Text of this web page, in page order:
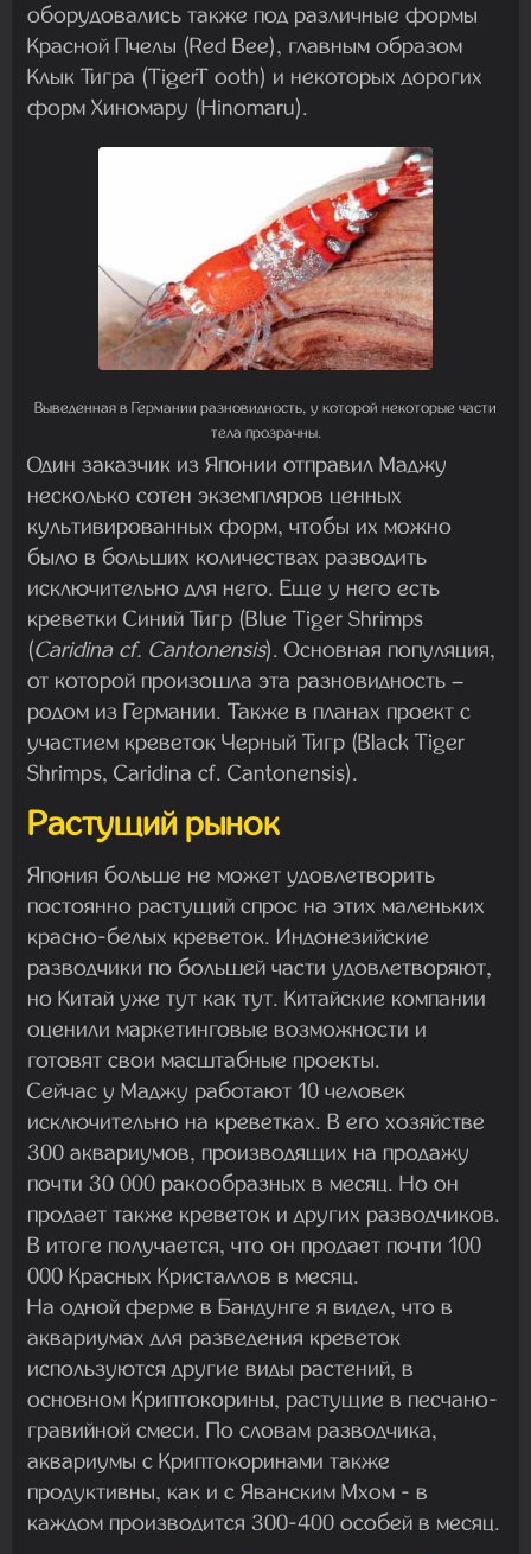
оборудовались также под различные формы
Красной Пчелы (Red Bee), главным образом
Клык Тигра (TigerT ooth) и некоторых дорогих
форм Хиномару (Hinomaru).
Выведенная в Германии разновидность, у которой некоторые части
тела прозрачны.
Один заказчик из Японии отправил Маджу
несколько сотен экземпляров ценных
культивированных форм, чтобы их можно
было в больших количествах разводить
исключительно для него. Еще у него есть
креветки Синий Тигр (Blue Tiger Shrimps
(Caridina cf. Cantonensis). Основная популяция,
от которой произошла эта разновидность –
родом из Германии. Также в планах проект с
участием креветок Черный Тигр (Black Tiger
Shrimps, Caridina cf. Cantonensis).
Растущий рынок
Япония больше не может удовлетворить
постоянно растущий спрос на этих маленьких
красно-белых креветок. Индонезийские
разводчики по большей части удовлетворяют,
но Китай уже тут как тут. Китайские компании
оценили маркетинговые возможности и
готовят свои масштабные проекты.
Сейчас у Маджу работают 10 человек
исключительно на креветках. В его хозяйстве
300 аквариумов, производящих на продажу
почти 30 000 ракообразных в месяц. Но он
продает также креветок и других разводчиков.
В итоге получается, что он продает почти 100
000 Красных Кристаллов в месяц.
На одной ферме в Бандунге я видел, что в
аквариумах для разведения креветок
используются другие виды растений, в
основном Криптокорины, растущие в песчано-
гравийной смеси. По словам разводчика,
аквариумы с Криптокоринами также
продуктивны, как и с Яванским Мхом - в
каждом производится 300-400 особей в месяц.